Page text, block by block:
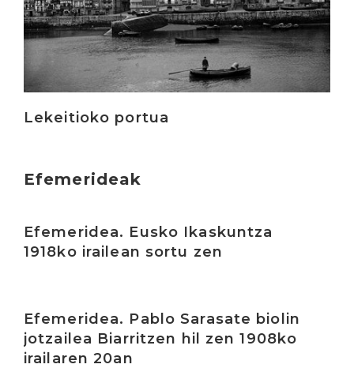
Lekeitioko portua
Efemerideak
Efemeridea. Eusko Ikaskuntza
1918ko irailean sortu zen
Efemeridea. Pablo Sarasate biolin
jotzailea Biarritzen hil zen 1908ko
irailaren 20an